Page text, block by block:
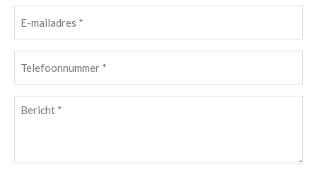
mailadres(Vereist)
(Vereist)
Bericht (Vereist)